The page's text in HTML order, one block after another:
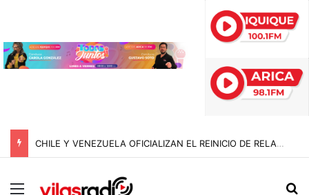
CHILE Y VENEZUELA OFICIALIZAN EL REINICIO DE RELACIONES CONSULARES Y AVANZAN HACIA LA NORMALIZACIÓN DE VÍNCULOS BILATERALES
Menú